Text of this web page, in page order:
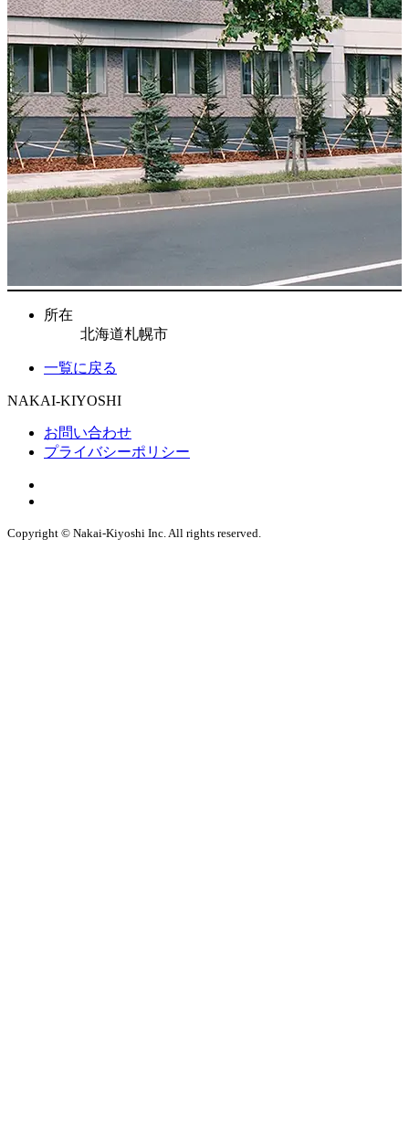
所在
北海道札幌市
一覧に戻る
NAKAI-KIYOSHI
お問い合わせ
プライバシーポリシー
Copyright © Nakai-Kiyoshi Inc. All rights reserved.